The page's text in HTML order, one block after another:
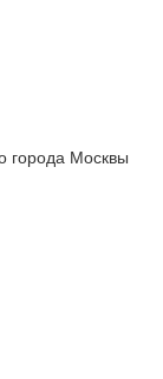
города Москвы